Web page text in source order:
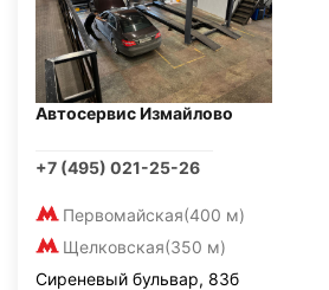
Автосервис Измайлово
+7 (495) 021-25-26
Первомайская(400 м)
Щелковская(350 м)
Сиреневый бульвар, 83б